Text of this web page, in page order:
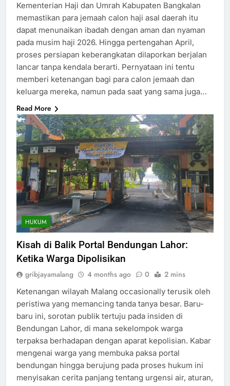
Kementerian Haji dan Umrah Kabupaten Bangkalan
memastikan para jemaah calon haji asal daerah itu
dapat menunaikan ibadah dengan aman dan nyaman
pada musim haji 2026. Hingga pertengahan April,
proses persiapan keberangkatan dilaporkan berjalan
lancar tanpa kendala berarti. Pernyataan ini tentu
memberi ketenangan bagi para calon jemaah dan
keluarga mereka, namun pada saat yang sama juga…
Read More
HUKUM
Kisah di Balik Portal Bendungan Lahor:
Ketika Warga Dipolisikan
gribjayamalang 4 months ago 0 2 mins
Ketenangan wilayah Malang occasionally terusik oleh
peristiwa yang memancing tanda tanya besar. Baru-
baru ini, sorotan publik tertuju pada insiden di
Bendungan Lahor, di mana sekelompok warga
terpaksa berhadapan dengan aparat kepolisian. Kabar
mengenai warga yang membuka paksa portal
bendungan hingga berujung pada proses hukum ini
menyisakan cerita panjang tentang urgensi air, aturan,